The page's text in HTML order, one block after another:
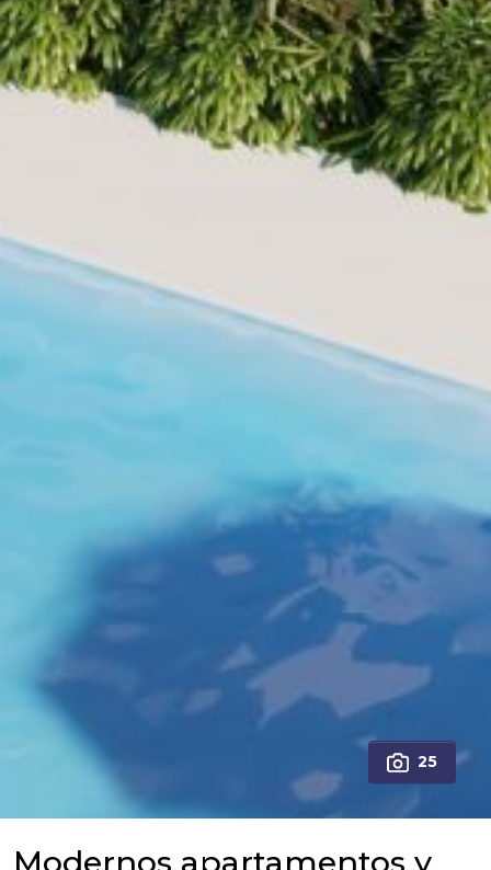
25
Modernos apartamentos y